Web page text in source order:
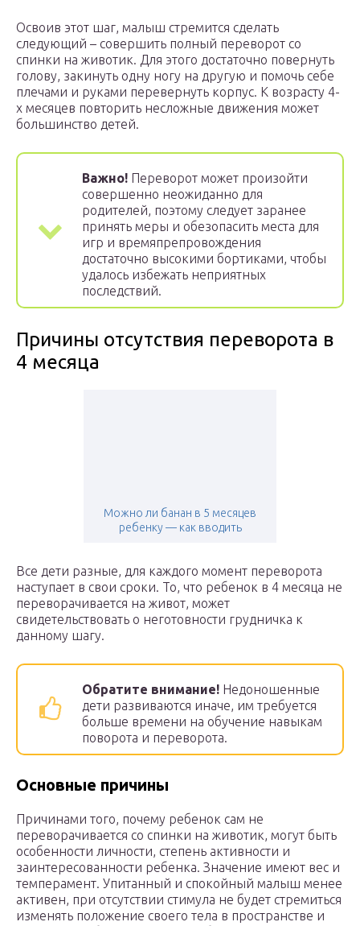
Освоив этот шаг, малыш стремится сделать
следующий – совершить полный переворот со
спинки на животик. Для этого достаточно повернуть
голову, закинуть одну ногу на другую и помочь себе
плечами и руками перевернуть корпус. К возрасту 4-
х месяцев повторить несложные движения может
большинство детей.
Важно! Переворот может произойти
совершенно неожиданно для
родителей, поэтому следует заранее
принять меры и обезопасить места для
игр и времяпрепровождения
достаточно высокими бортиками, чтобы
удалось избежать неприятных
последствий.
Причины отсутствия переворота в
4 месяца
Можно ли банан в 5 месяцев
ребенку — как вводить
Все дети разные, для каждого момент переворота
наступает в свои сроки. То, что ребенок в 4 месяца не
переворачивается на живот, может
свидетельствовать о неготовности грудничка к
данному шагу.
Обратите внимание! Недоношенные
дети развиваются иначе, им требуется
больше времени на обучение навыкам
поворота и переворота.
Основные причины
Причинами того, почему ребенок сам не
переворачивается со спинки на животик, могут быть
особенности личности, степень активности и
заинтересованности ребенка. Значение имеют вес и
темперамент. Упитанный и спокойный малыш менее
активен, при отсутствии стимула не будет стремиться
изменять положение своего тела в пространстве и